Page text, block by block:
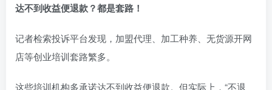
达不到收益便退款？都是套路！
记者检索投诉平台发现，加盟代理、加工种养、无货源开网
店等创业培训套路繁多。
这些培训机构多承诺达不到收益便退款。但实际上，“不退